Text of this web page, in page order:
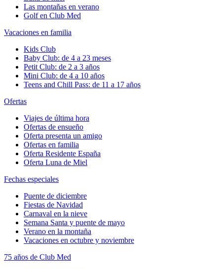
Las montañas en verano
Golf en Club Med
Vacaciones en familia
Kids Club
Baby Club: de 4 a 23 meses
Petit Club: de 2 a 3 años
Mini Club: de 4 a 10 años
Teens and Chill Pass: de 11 a 17 años
Ofertas
Viajes de última hora
Ofertas de ensueño
Oferta presenta un amigo
Ofertas en familia
Oferta Residente España
Oferta Luna de Miel
Fechas especiales
Puente de diciembre
Fiestas de Navidad
Carnaval en la nieve
Semana Santa y puente de mayo
Verano en la montaña
Vacaciones en octubre y noviembre
75 años de Club Med